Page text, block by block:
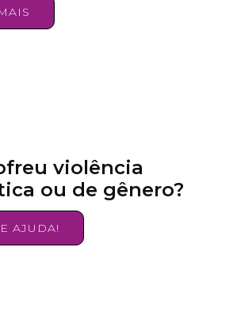
violência
ou de gênero?
AJUDA!